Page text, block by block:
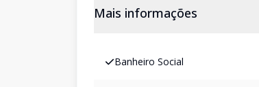
Mais informações
Banheiro Social